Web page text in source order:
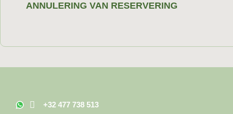
ANNULERING VAN RESERVERING
+32 477 738 513